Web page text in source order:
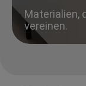
Materialien,
vereinen.